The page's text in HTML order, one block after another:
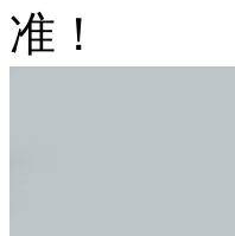
准！